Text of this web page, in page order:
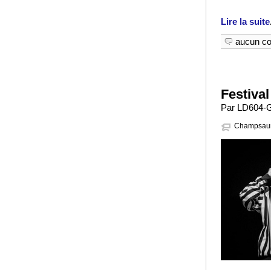
Lire la suite
aucun
Par LD604-